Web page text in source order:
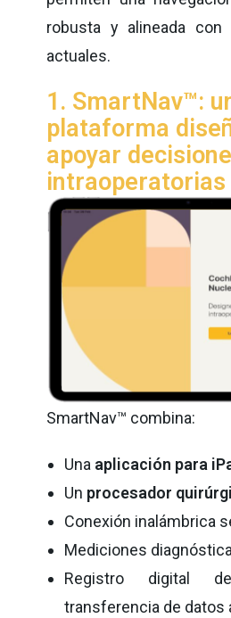
robusta y alineada con
actuales.
1. SmartNav™:
plataforma
apoyar
intraoperatorias
SmartNav™ combina:
Una aplicación para
Un procesador
Conexión inalámbrica
Mediciones
Registro digital
transferencia de datos